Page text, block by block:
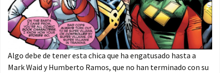
Algo debe de tener esta chica que ha engatusado hasta a
Mark Waid y Humberto Ramos, que no han terminado con su